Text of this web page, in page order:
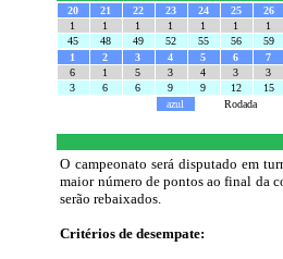
20
21 22 23 24 25 26
1
1 1 1 1 1 1
45
48 49 52 55 56 59
1
2 3 4 5 6 7
6
1 5 3 4 3 3
3
6 6 9 9 12 15
azul
Rodada
O campeonato será disputado em
maior número de pontos ao final da
serão rebaixados.
Critérios de desempate: